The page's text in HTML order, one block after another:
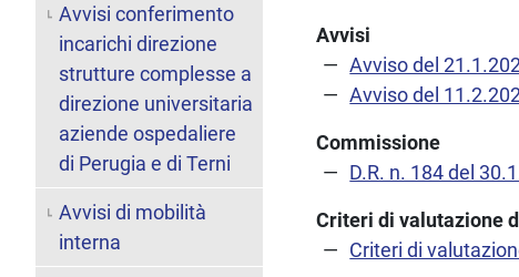
Avvisi
Avviso del
Avviso del
Commissione
D.R. n. 184 del
Criteri di valutazione
Criteri di
Avvisi conferimento
incarichi direzione
strutture complesse a
direzione universitaria
aziende ospedaliere
di Perugia e di Terni
Avvisi di mobilità
interna